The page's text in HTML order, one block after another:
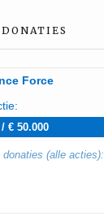
DONATIES
Force
€ 50.000
donaties (alle acties):